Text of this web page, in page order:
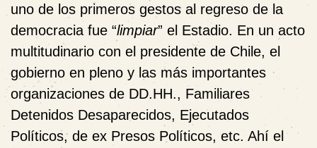
uno de los primeros gestos al regreso de la
democracia fue “limpiar” el Estadio. En un acto
multitudinario con el presidente de Chile, el
gobierno en pleno y las más importantes
organizaciones de DD.HH., Familiares
Detenidos Desaparecidos, Ejecutados
Políticos, de ex Presos Políticos, etc. Ahí el